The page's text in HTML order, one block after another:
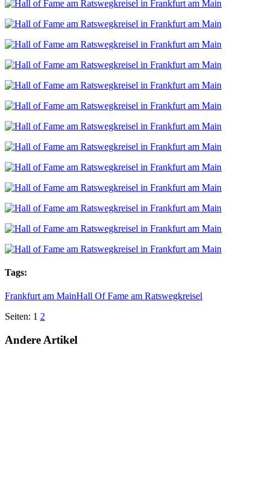
Tags:
Frankfurt am MainHall Of Fame am Ratswegkreisel
Seiten: 1 2
Andere Artikel